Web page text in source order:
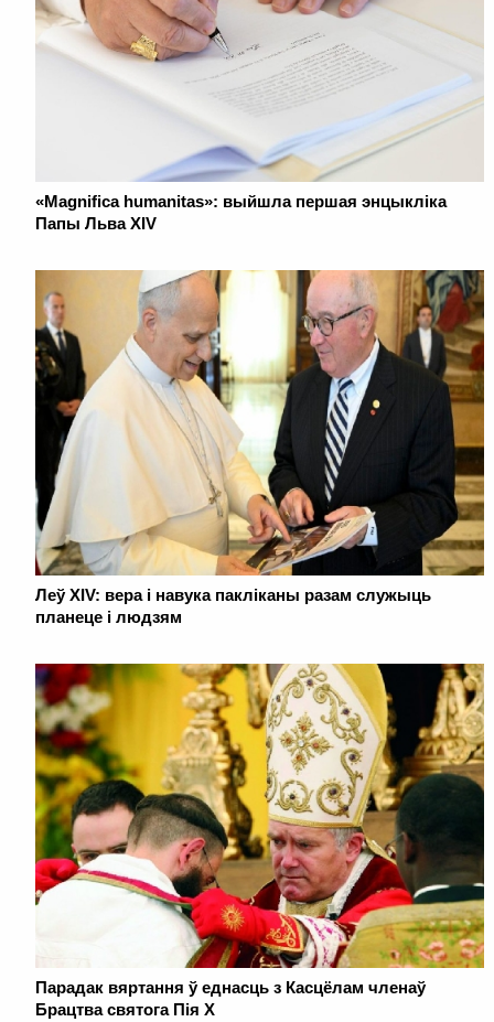
«Magnifica humanitas»: выйшла першая энцыкліка
Папы Льва XIV
Леў XIV: вера і навука пакліканы разам служыць
планеце і людзям
Парадак вяртання ў еднасць з Касцёлам членаў
Брацтва святога Пія X